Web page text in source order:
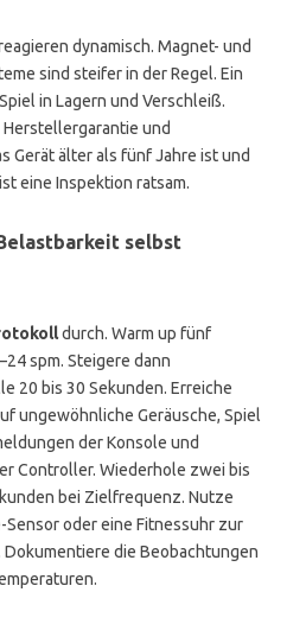
dynamisch. Magnet- und
sind steifer in der Regel. Ein
in Lagern und Verschleiß.
und
Gerät älter als fünf Jahre ist und
eine Inspektion ratsam.
selbst
durch. Warm up fünf
spm. Steigere dann
20 bis 30 Sekunden. Erreiche
ungewöhnliche Geräusche, Spiel
der Konsole und
Controller. Wiederhole zwei bis
bei Zielfrequenz. Nutze
oder eine Fitnessuhr zur
die Beobachtungen